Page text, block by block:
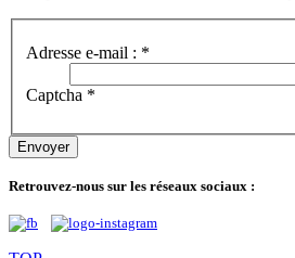
Adresse e-mail : *
Captcha *
Envoyer
Retrouvez-nous sur les réseaux sociaux :